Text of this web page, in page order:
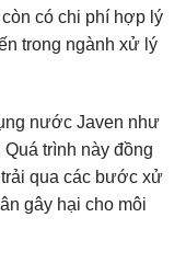
có chi phí hợp lý
trong ngành xử lý
nước Javen như
trình này đồng
qua các bước xử
gây hại cho môi